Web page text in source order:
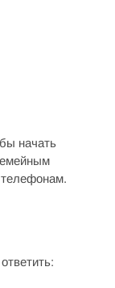
начать